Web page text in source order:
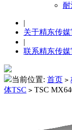
耐
|
关于精东传
|
联系精东传
当前位置: 首页 >
体TSC > TSC